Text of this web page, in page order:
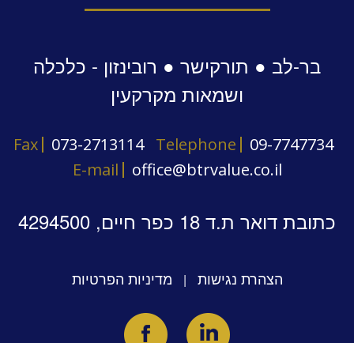
בר-לב ● תורקישר ● רובינזון - כלכלה
ושמאות מקרקעין
Fax 073-2713114 Telephone
09-7747734
E-mail
office@btrvalue.co.il
כתובת דואר ת.ד 18 כפר חיים, 4294500
הצהרת נגישות | מדיניות הפרטיות